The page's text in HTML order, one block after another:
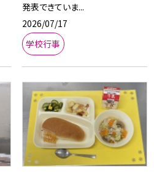
発表できていま...
2026/07/17
学校行事